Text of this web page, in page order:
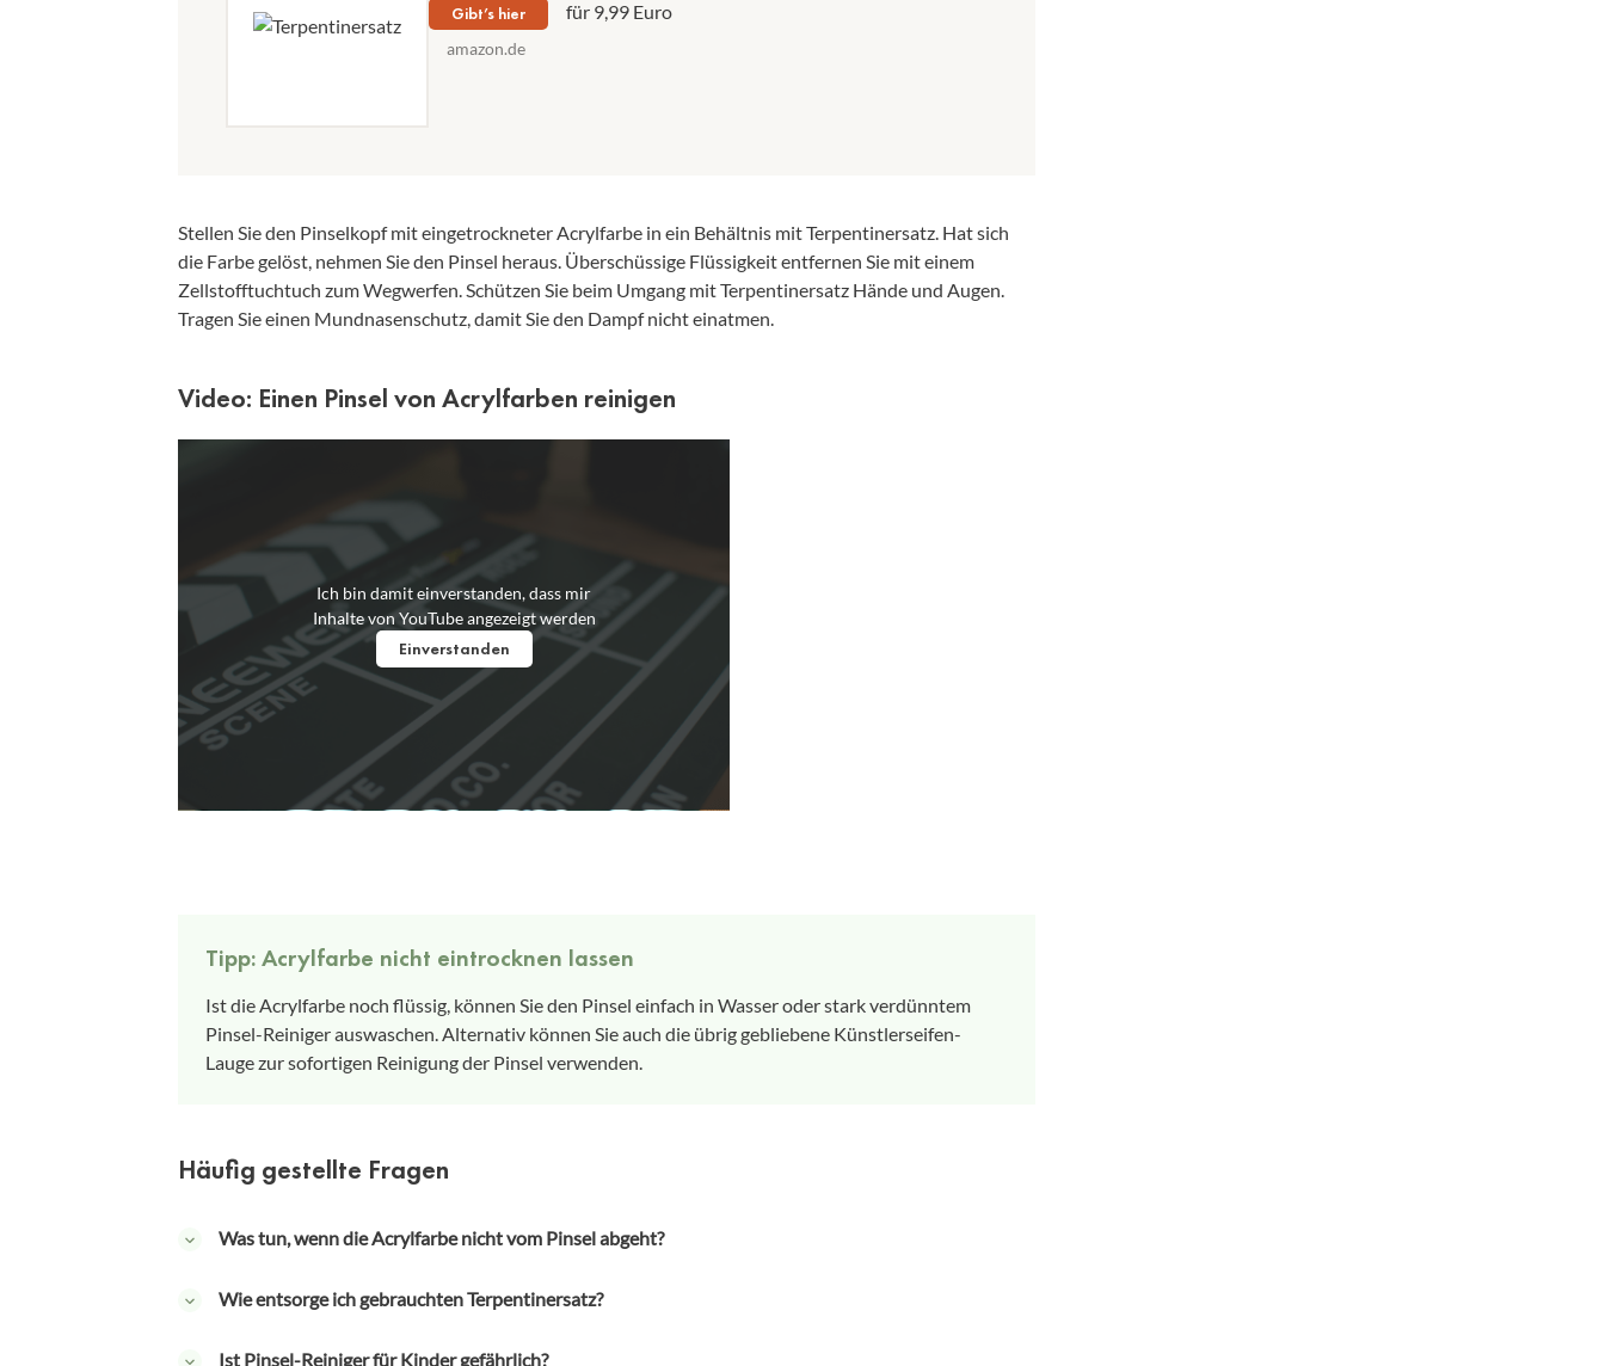
Gibt’s hier für 9,99 Euro
amazon.de
Stellen Sie den Pinselkopf mit eingetrockneter Acrylfarbe in ein Behältnis mit Terpentinersatz. Hat sich
die Farbe gelöst, nehmen Sie den Pinsel heraus. Überschüssige Flüssigkeit entfernen Sie mit einem
Zellstofftuchtuch zum Wegwerfen. Schützen Sie beim Umgang mit Terpentinersatz Hände und Augen.
Tragen Sie einen Mundnasenschutz, damit Sie den Dampf nicht einatmen.
Video: Einen Pinsel von Acrylfarben reinigen
Ich bin damit einverstanden, dass mir
Inhalte von YouTube angezeigt werden
Einverstanden
Tipp: Acrylfarbe nicht eintrocknen lassen
Ist die Acrylfarbe noch flüssig, können Sie den Pinsel einfach in Wasser oder stark verdünntem
Pinsel-Reiniger auswaschen. Alternativ können Sie auch die übrig gebliebene Künstlerseifen-
Lauge zur sofortigen Reinigung der Pinsel verwenden.
Häufig gestellte Fragen
Was tun, wenn die Acrylfarbe nicht vom Pinsel abgeht?
Reinigungsflüssigkeit stehen. Dabei ist ein Pinselwascher von Vorteil, damit sich die Borsten nicht
Wie entsorge ich gebrauchten Terpentinersatz?
Ist Pinsel-Reiniger für Kinder gefährlich?